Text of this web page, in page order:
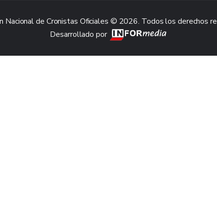
Nacional de Cronistas Oficiales © 2026. Todos los derechos
Desarrollado por